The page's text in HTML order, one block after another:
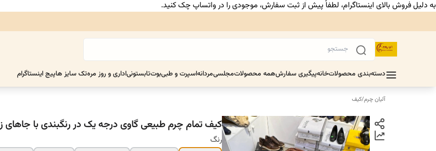
به دلیل فروش بالای اینستاگرام، لطفاً پیش از ثبت سفارش، موجودی را در واتساپ چک کنید.
دسته‌بندی محصولاتخانهپیگیری سفارشهمه محصولاتمجلسیمردانهاسپرت و طبیبوتتابستونیاداری و روز مرهتک سایز هاپیج اینستاگرام
آلیان چرم/کیف
کیف تمام چرم طبیعی گاوی درجه یک در رنگبندی با جاهای
رنگ